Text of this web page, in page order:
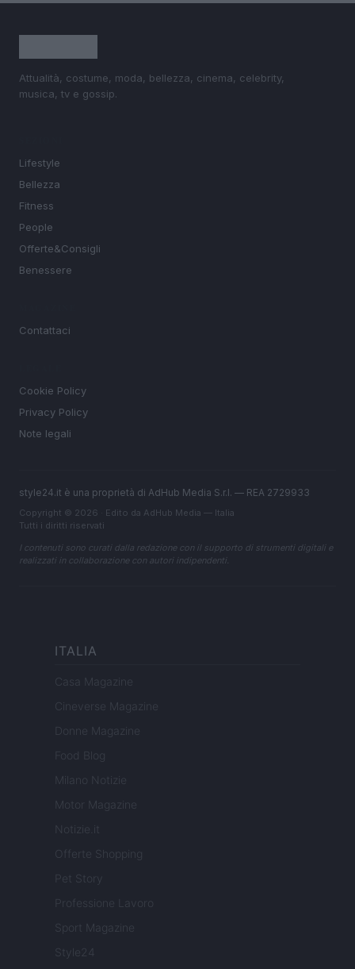
Attualità, costume, moda, bellezza, cinema, celebrity,
musica, tv e gossip.
Lifestyle
Bellezza
Fitness
People
Offerte&Consigli
Benessere
Contattaci
Cookie Policy
Privacy Policy
Note legali
style24.it è una proprietà di AdHub Media S.r.l. — REA 2729933
Copyright © 2026 · Edito da AdHub Media — Italia
Tutti i diritti riservati
I contenuti sono curati dalla redazione con il supporto di strumenti digitali e
realizzati in collaborazione con autori indipendenti.
ITALIA
Casa Magazine
Cineverse Magazine
Donne Magazine
Food Blog
Milano Notizie
Motor Magazine
Notizie.it
Offerte Shopping
Pet Story
Professione Lavoro
Sport Magazine
Style24